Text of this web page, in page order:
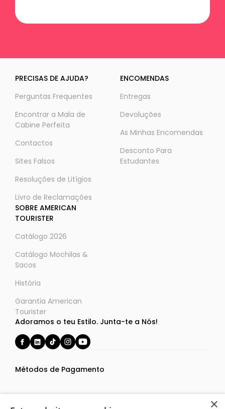
PRECISAS DE AJUDA?
Perguntas Frequentes
Encontrar a Mala de
Cabine Perfeita
Contactos
Sites Falsos
Resoluções de Litígios
Livro de Reclamações
ENCOMENDAS
Entregas
Devoluções
As Minhas Encomendas
Desconto Para
Estudantes
SOBRE AMERICAN
TOURISTER
Catálogo 2026
Catálogo Mochilas &
Sacos
História
Garantia American
Tourister
Adoramos o teu Estilo. Junta-te a Nós!
Métodos de Pagamento
×